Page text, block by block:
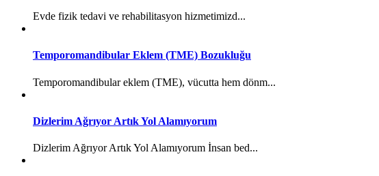
Evde fizik tedavi ve rehabilitasyon hizmetimizd...
Temporomandibular Eklem (TME) Bozukluğu
Temporomandibular eklem (TME), vücutta hem dönm...
Dizlerim Ağrıyor Artık Yol Alamıyorum
Dizlerim Ağrıyor Artık Yol Alamıyorum İnsan bed...